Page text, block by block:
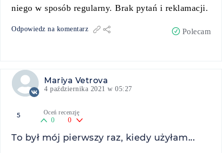
niego w sposób regularny. Brak pytań i reklamacji.
Odpowiedz na komentarz Polecam
Mariya Vetrova
4 października 2021 w 05:27
5 Oceń recenzję
0 0
To był mój pierwszy raz, kiedy użyłam...